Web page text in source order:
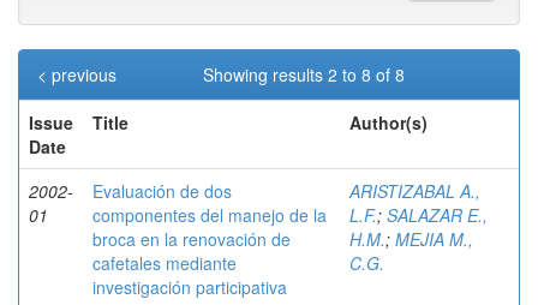
Showing results 2 to 8 of 8
< previous
Issue
Date
Title Author(s)
2002-
01
Evaluación de dos
componentes del manejo de la
broca en la renovación de
cafetales mediante
investigación participativa
ARISTIZABAL A.,
L.F.; SALAZAR E.,
H.M.; MEJIA M.,
C.G.